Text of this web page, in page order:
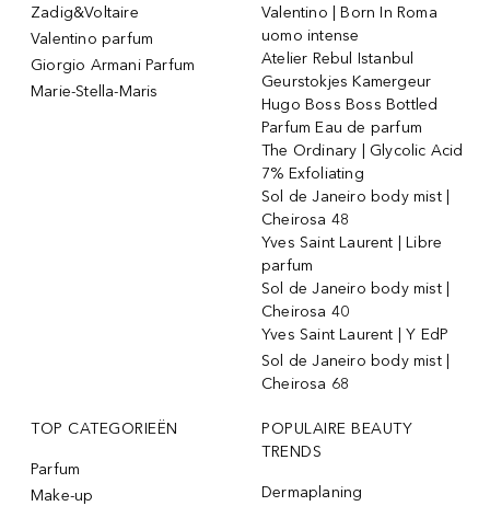
Zadig&Voltaire
Valentino parfum
Giorgio Armani Parfum
Marie-Stella-Maris
Valentino | Born In Roma
uomo intense
Atelier Rebul Istanbul
Geurstokjes Kamergeur
Hugo Boss Boss Bottled
Parfum Eau de parfum
The Ordinary | Glycolic Acid
7% Exfoliating
Sol de Janeiro body mist |
Cheirosa 48
Yves Saint Laurent | Libre
parfum
Sol de Janeiro body mist |
Cheirosa 40
Yves Saint Laurent | Y EdP
Sol de Janeiro body mist |
Cheirosa 68
TOP CATEGORIEËN
Parfum
Make-up
POPULAIRE BEAUTY
TRENDS
Dermaplaning